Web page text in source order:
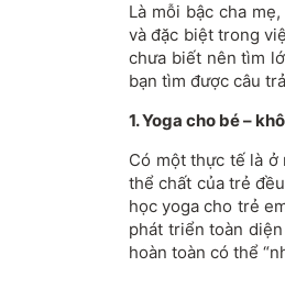
Là mỗi bậc cha
và đặc biệt trong
chưa biết nên tìm
bạn tìm được câu
1. Yoga cho bé –
Có một thực tế là
thể chất của trẻ
học yoga cho trẻ
phát triển toàn
hoàn toàn có thể